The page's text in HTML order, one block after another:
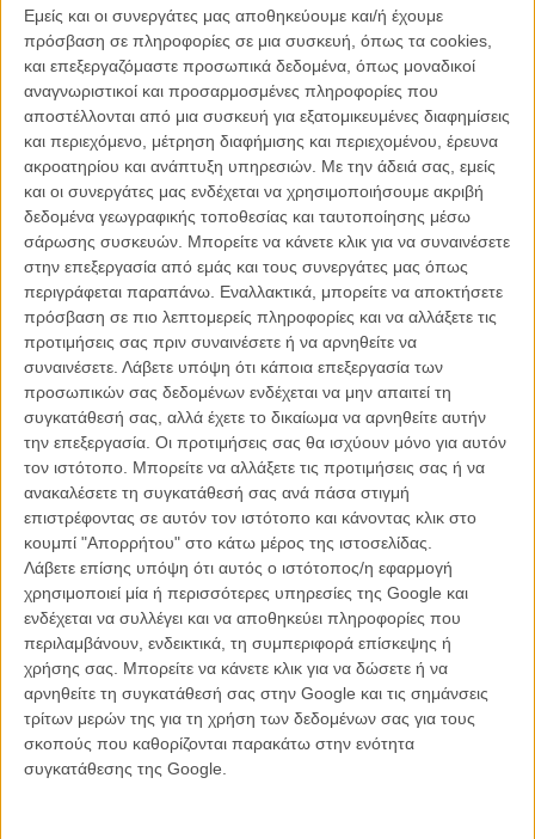
Εμείς και οι συνεργάτες μας αποθηκεύουμε και/ή έχουμε
πρόσβαση σε πληροφορίες σε μια συσκευή, όπως τα cookies,
και επεξεργαζόμαστε προσωπικά δεδομένα, όπως μοναδικοί
αναγνωριστικοί και προσαρμοσμένες πληροφορίες που
αποστέλλονται από μια συσκευή για εξατομικευμένες διαφημίσεις
και περιεχόμενο, μέτρηση διαφήμισης και περιεχομένου, έρευνα
ακροατηρίου και ανάπτυξη υπηρεσιών. Με την άδειά σας, εμείς
και οι συνεργάτες μας ενδέχεται να χρησιμοποιήσουμε ακριβή
δεδομένα γεωγραφικής τοποθεσίας και ταυτοποίησης μέσω
σάρωσης συσκευών. Μπορείτε να κάνετε κλικ για να συναινέσετε
στην επεξεργασία από εμάς και τους συνεργάτες μας όπως
περιγράφεται παραπάνω. Εναλλακτικά, μπορείτε να αποκτήσετε
πρόσβαση σε πιο λεπτομερείς πληροφορίες και να αλλάξετε τις
προτιμήσεις σας πριν συναινέσετε ή να αρνηθείτε να
συναινέσετε. Λάβετε υπόψη ότι κάποια επεξεργασία των
προσωπικών σας δεδομένων ενδέχεται να μην απαιτεί τη
συγκατάθεσή σας, αλλά έχετε το δικαίωμα να αρνηθείτε αυτήν
την επεξεργασία. Οι προτιμήσεις σας θα ισχύουν μόνο για αυτόν
τον ιστότοπο. Μπορείτε να αλλάξετε τις προτιμήσεις σας ή να
ανακαλέσετε τη συγκατάθεσή σας ανά πάσα στιγμή
επιστρέφοντας σε αυτόν τον ιστότοπο και κάνοντας κλικ στο
κουμπί "Απορρήτου" στο κάτω μέρος της ιστοσελίδας.
Λάβετε επίσης υπόψη ότι αυτός ο ιστότοπος/η εφαρμογή
χρησιμοποιεί μία ή περισσότερες υπηρεσίες της Google και
ενδέχεται να συλλέγει και να αποθηκεύει πληροφορίες που
περιλαμβάνουν, ενδεικτικά, τη συμπεριφορά επίσκεψης ή
χρήσης σας. Μπορείτε να κάνετε κλικ για να δώσετε ή να
αρνηθείτε τη συγκατάθεσή σας στην Google και τις σημάνσεις
τρίτων μερών της για τη χρήση των δεδομένων σας για τους
σκοπούς που καθορίζονται παρακάτω στην ενότητα
συγκατάθεσης της Google.
τον Ρίτσαρντ Γκιρ, μετά το«Time Out of Mind», διασκευάζει το
μυθιστόρημα «Το Δείπνο» του Χέρμαν Κοχ κι εκτυλίσσεται ολόκληρη
στη διάρκεια ενός πλουσιοπάροχου δείπνου σε εξαιρετικά
πολυτελές εστιατόριο, όπου το τελευταίο πράγμα που απασχολεί
τους συνδαιτημόνες είναι το φαγητό.
Μαζί τρώνε ο Σταν και ο Πολ, δυο αδέλφια με σχέση ανταγωνιστική,
μαζί με τις συζύγους τους. Ο πρώτος είναι Γερουσιαστής, στα
πρόθυρα του να περάσει ένα νομοσχέδιο που τον απασχολεί πολύ,
δημοφιλής, πλούσιος τεχνοκράτης που μοιάζει να έχει πετύχει τα
πάντα στη ζωή του. Ο δεύτερος είναι εκπρόσωπος της
(αμερικανικής) ιντελιγκέντσιας, που ζει περισσότερο μέσα στο
κεφάλι του και ειρωνεύεται διαρκώς την επιτυχία του αδελφού του.
Στη διάρκεια, όμως, του δείπνου, θ' αποκαλυφθεί ότι οι γιοι των δυο
τους έχουν διαπράξει ένα στυγερό έγκλημα με πρωτοφανή
αδιαφορία και μαζί θα έρθουν στην επιφάνεια αξεπέραστα
οικογενειακά μυστικά, μίση και πάθη.
To «Δείπνο» του Ορεν Μόβερμαν είναι μια συνταγή που...
παραφουσκώνει. Η ταινία αποτελείται από σκηνές στο εστιατόριο,
flash backs στην παλιότερη ζωή των δυο αδελφών, υλικό από
«found footage» του εγκλήματος, τραβηγμένο από κινητό, αλλά με
τέτοια αισθητική άποψη και τελειότητα που μόνο στο κινητό του
Μόβερμαν θα μπορούσε να βρίσκεται κι όλα αυτά με αδιάκοπο
πιάνο στο background και το voice over του Πολ / Στιβ Κούγκαν να
συμπληρώνει, ως εσωτερικός μονόλογος, πληροφορία, αιτιότητα,
συναισθήματα και φιλοσοφικά τσιτάτα.
Μια ταινία με τέτοια υλικά, ένα εξαιρετικό μυθιστόρημα ως βάση, ένα
καστ ικανό για ουσιαστικές επιδόσεις, έναν κυνικό και οξυδερκή
σχολιασμό της σημερινής μεγαλοαστικής πραγματικότητας, του